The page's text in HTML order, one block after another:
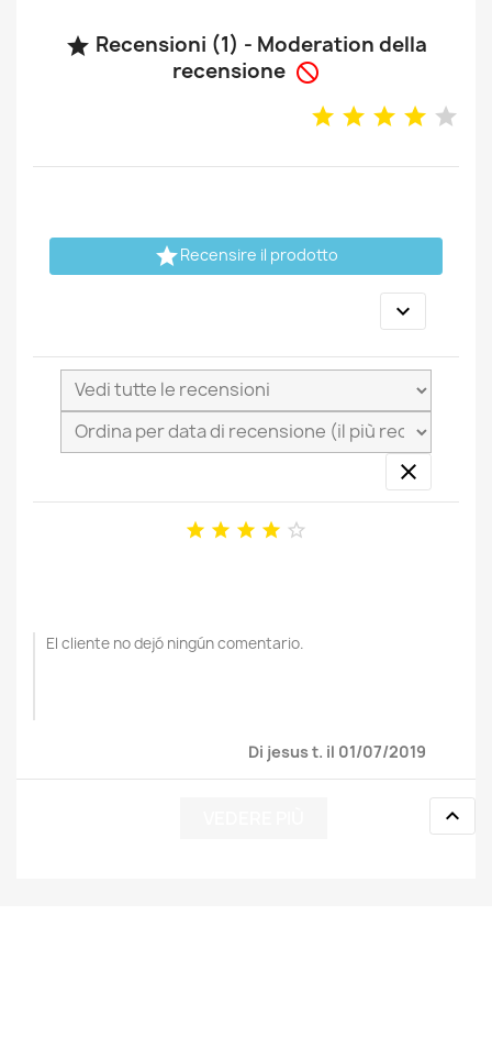
 Recensioni (1) - Moderation della
recensione 
Recensire il prodotto


    
El cliente no dejó ningún comentario.
Di jesus t. il 01/07/2019
